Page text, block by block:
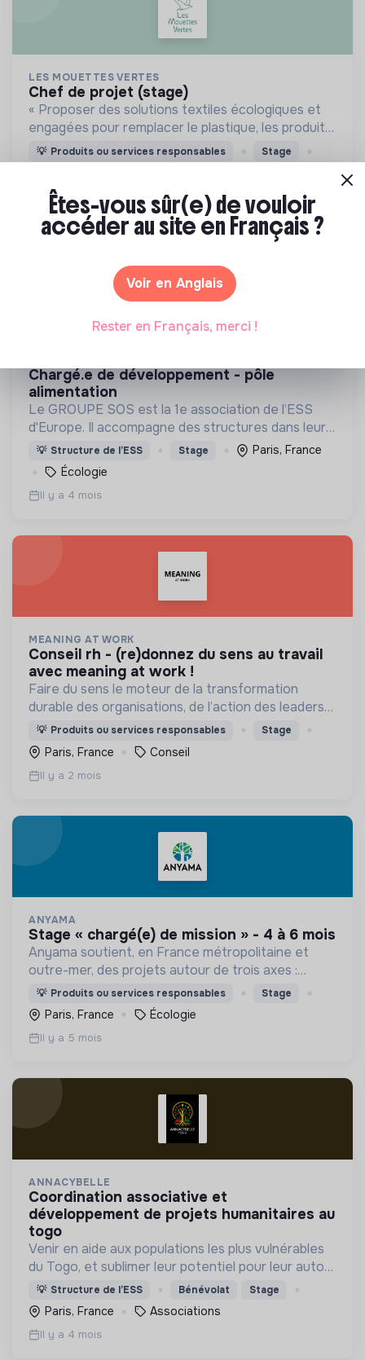
LES MOUETTES VERTES
chef de projet (stage)
« Proposer des solutions textiles écologiques et
engagées pour remplacer le plastique, les produits
jetables et les textiles conventionnels ».
💡 Produits ou services responsables Stage
Consommation responsable
Il y a 3 mois
chargé.e de développement - pôle
alimentation
Le GROUPE SOS est la 1e association de l’ESS
d'Europe. Il accompagne des structures dans leur
développement pour décupler leur impacts
sociaux, sociétaux, et environnementaux.
💡 Structure de l’ESS Stage
Paris, France
Écologie
Il y a 4 mois
MEANING AT WORK
conseil rh - (re)donnez du sens au travail
avec meaning at work !
Faire du sens le moteur de la transformation
durable des organisations, de l’action des leaders
et de l’engagement des collaborateurs.
💡 Produits ou services responsables Stage
Paris, France Conseil
Il y a 2 mois
ANYAMA
stage « chargé(e) de mission » - 4 à 6 mois
Anyama soutient, en France métropolitaine et
outre-mer, des projets autour de trois axes :
protection et revitalisation des forêts,
préservation et régénération de la biodiversité,
soutien aux aidants
💡 Produits ou services responsables Stage
Paris, France Écologie
Il y a 5 mois
ANNACYBELLE
coordination associative et
développement de projets humanitaires au
togo
Venir en aide aux populations les plus vulnérables
du Togo, et sublimer leur potentiel pour leur auto
épanouissement
💡 Structure de l’ESS Bénévolat Stage
Paris, France Associations
Il y a 4 mois
Êtes-vous sûr(e) de vouloir
accéder au site en Français ?
Voir en Anglais
Rester en Français, merci !